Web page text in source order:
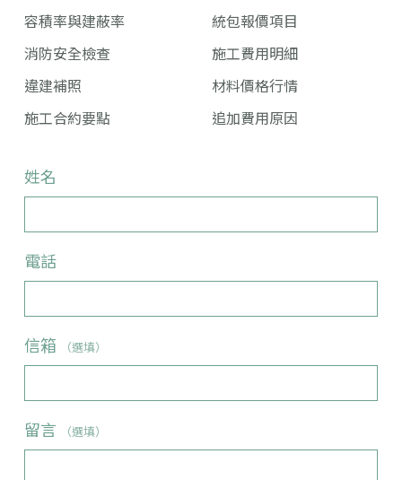
容積率與建蔽率
消防安全檢查
違建補照
施工合約要點
統包報價項目
施工費用明細
材料價格行情
追加費用原因
姓名
電話
信箱 （選填）
留言 （選填）